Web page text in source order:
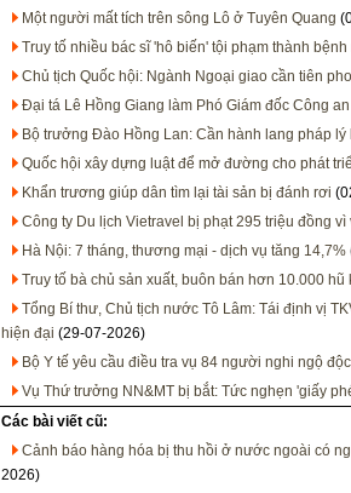
Một người mất tích trên sông Lô ở Tuyên Quang
Truy tố nhiều bác sĩ 'hô biến' tội phạm thành bệnh
Chủ tịch Quốc hội: Ngành Ngoại giao cần tiên
Đại tá Lê Hồng Giang làm Phó Giám đốc Công
Bộ trưởng Đào Hồng Lan: Cần hành lang pháp
Quốc hội xây dựng luật để mở đường cho phát
Khẩn trương giúp dân tìm lại tài sản bị đánh rơi
Công ty Du lịch Vietravel bị phạt 295 triệu đồng
Hà Nội: 7 tháng, thương mại - dịch vụ tăng 14,7%
Truy tố bà chủ sản xuất, buôn bán hơn 10.000
Tổng Bí thư, Chủ tịch nước Tô Lâm: Tái định vị
hiện đại (29-07-2026)
Bộ Y tế yêu cầu điều tra vụ 84 người nghi ngộ
Vụ Thứ trưởng NN&MT bị bắt: Tức nghẹn 'giấy
Các bài viết cũ:
Cảnh báo hàng hóa bị thu hồi ở nước ngoài có
2026)